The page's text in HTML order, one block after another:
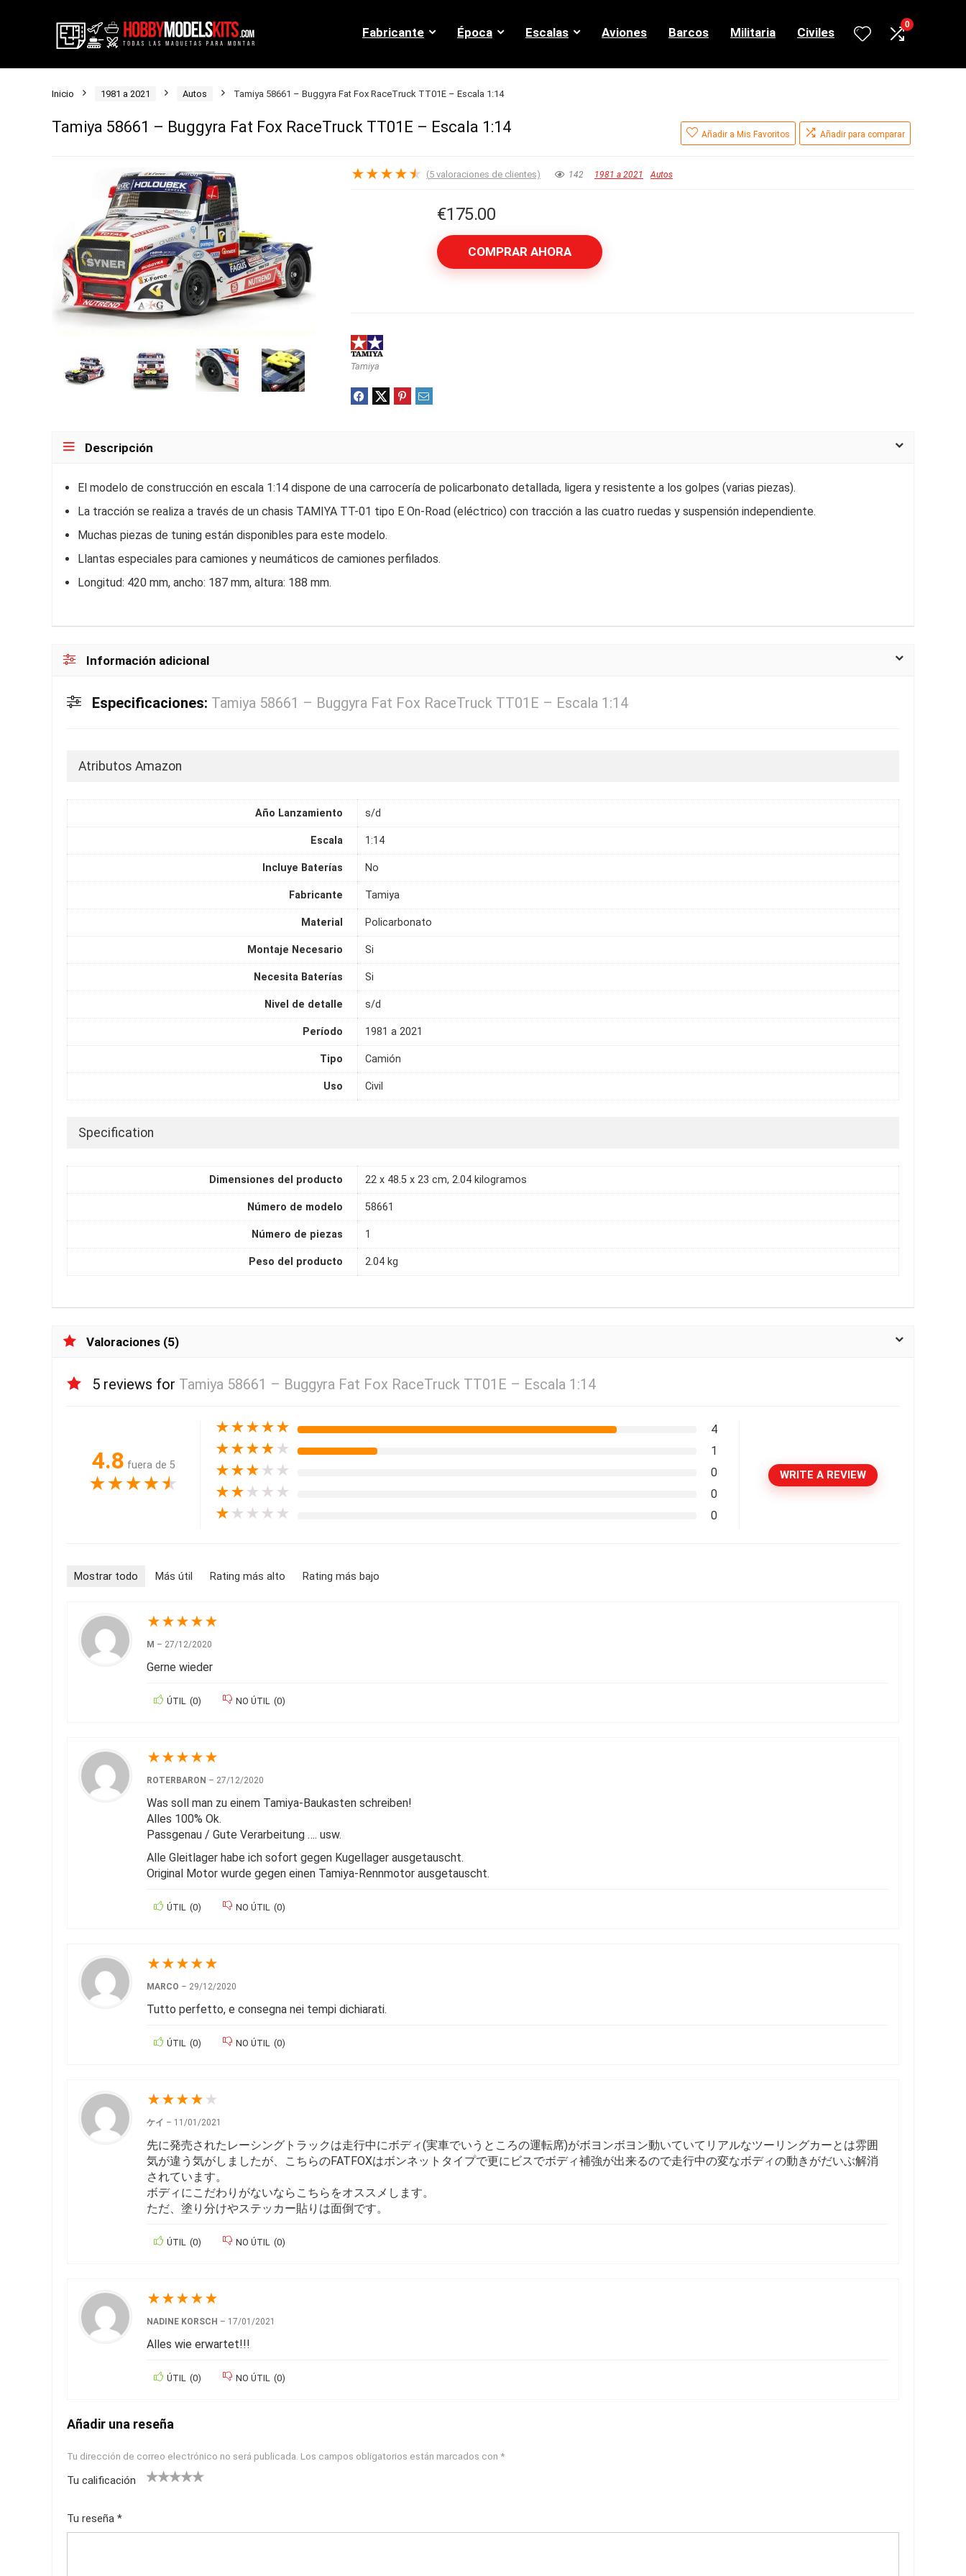
Fabricante Época Escalas Aviones Barcos Militaria Civiles
0
Inicio 1981 a 2021 Autos Tamiya 58661 – Buggyra Fat Fox RaceTruck TT01E – Escala 1:14
Tamiya 58661 – Buggyra Fat Fox RaceTruck TT01E – Escala 1:14 Añadir a Mis Favoritos Añadir para comparar
★★★★★ (5valoraciones de clientes) 142 1981 a 2021 Autos
€175.00
COMPRAR AHORA
Tamiya
Descripción
El modelo de construcción en escala 1:14 dispone de una carrocería de policarbonato detallada, ligera y resistente a los golpes (varias piezas).
La tracción se realiza a través de un chasis TAMIYA TT-01 tipo E On-Road (eléctrico) con tracción a las cuatro ruedas y suspensión independiente.
Muchas piezas de tuning están disponibles para este modelo.
Llantas especiales para camiones y neumáticos de camiones perfilados.
Longitud: 420 mm, ancho: 187 mm, altura: 188 mm.
Información adicional
Especificaciones: Tamiya 58661 – Buggyra Fat Fox RaceTruck TT01E – Escala 1:14
Atributos Amazon
Año Lanzamiento s/d
Escala 1:14
Incluye Baterías No
Fabricante Tamiya
Material Policarbonato
Montaje Necesario Si
Necesita Baterías Si
Nivel de detalle s/d
Período 1981 a 2021
Tipo Camión
Uso Civil
Specification
Dimensiones del producto 22 x 48.5 x 23 cm, 2.04 kilogramos
Número de modelo 58661
Número de piezas 1
Peso del producto 2.04 kg
Valoraciones (5)
5 reviews for Tamiya 58661 – Buggyra Fat Fox RaceTruck TT01E – Escala 1:14
4.8 fuera de 5
★★★★★
★★★★★ 4
★★★★ ★ 1
★★★ ★ ★ 0
★★ ★ ★ ★ 0
★ ★ ★ ★ ★ 0
WRITE A REVIEW
Mostrar todo Más útil Rating más alto Rating más bajo
★★★★★
M – 27/12/2020
Gerne wieder
ÚTIL (0) NO ÚTIL (0)
★★★★★
ROTERBARON – 27/12/2020
Was soll man zu einem Tamiya-Baukasten schreiben!
Alles 100% Ok.
Passgenau / Gute Verarbeitung …. usw.
Alle Gleitlager habe ich sofort gegen Kugellager ausgetauscht.
Original Motor wurde gegen einen Tamiya-Rennmotor ausgetauscht.
ÚTIL (0) NO ÚTIL (0)
★★★★★
MARCO – 29/12/2020
Tutto perfetto, e consegna nei tempi dichiarati.
ÚTIL (0) NO ÚTIL (0)
★★★★ ★
ケイ – 11/01/2021
先に発売されたレーシングトラックは走行中にボディ(実車でいうところの運転席)がボヨンボヨン動いていてリアルなツーリングカーとは雰囲
気が違う気がしましたが、こちらのFATFOXはボンネットタイプで更にビスでボディ補強が出来るので走行中の変なボディの動きがだいぶ解消
されています。
ボディにこだわりがないならこちらをオススメします。
ただ、塗り分けやステッカー貼りは面倒です。
ÚTIL (0) NO ÚTIL (0)
★★★★★
NADINE KORSCH – 17/01/2021
Alles wie erwartet!!!
ÚTIL (0) NO ÚTIL (0)
Añadir una reseña
Tu dirección de correo electrónico no será publicada. Los campos obligatorios están marcados con *
Tu calificación
Tu reseña *